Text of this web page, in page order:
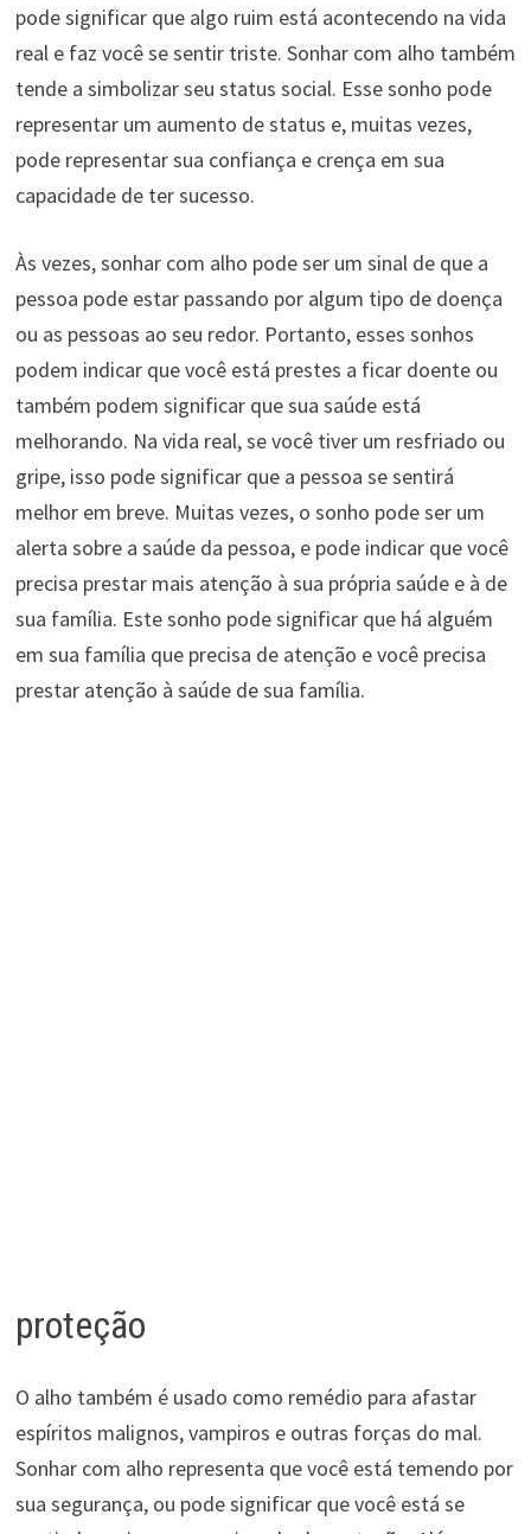
pode significar que algo ruim está acontecendo na vida
real e faz você se sentir triste. Sonhar com alho também
tende a simbolizar seu status social. Esse sonho pode
representar um aumento de status e, muitas vezes,
pode representar sua confiança e crença em sua
capacidade de ter sucesso.
Às vezes, sonhar com alho pode ser um sinal de que a
pessoa pode estar passando por algum tipo de doença
ou as pessoas ao seu redor. Portanto, esses sonhos
podem indicar que você está prestes a ficar doente ou
também podem significar que sua saúde está
melhorando. Na vida real, se você tiver um resfriado ou
gripe, isso pode significar que a pessoa se sentirá
melhor em breve. Muitas vezes, o sonho pode ser um
alerta sobre a saúde da pessoa, e pode indicar que você
precisa prestar mais atenção à sua própria saúde e à de
sua família. Este sonho pode significar que há alguém
em sua família que precisa de atenção e você precisa
prestar atenção à saúde de sua família.
proteção
O alho também é usado como remédio para afastar
espíritos malignos, vampiros e outras forças do mal.
Sonhar com alho representa que você está temendo por
sua segurança, ou pode significar que você está se